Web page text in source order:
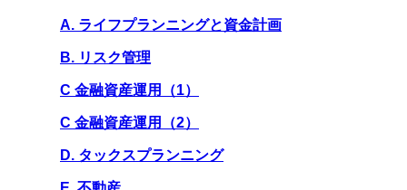
A. ライフプランニングと資金計画
B. リスク管理
C 金融資産運用（1）
C 金融資産運用（2）
D. タックスプランニング